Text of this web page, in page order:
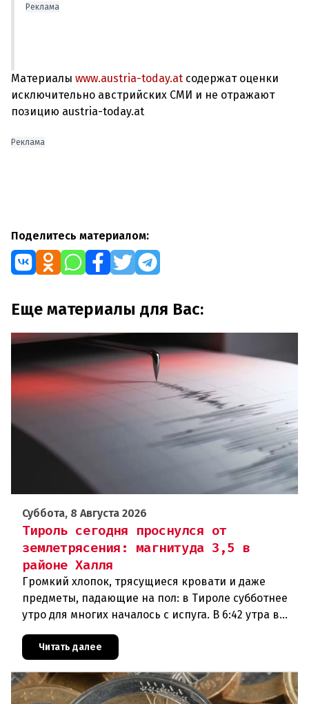
Реклама
Материалы www.austria-today.at содержат оценки
исключительно австрийских СМИ и не отражают
позицию austria-today.at
Реклама
Поделитесь материалом:
Еще материалы для Вас:
Суббота, 8 Августа 2026
Тироль сегодня проснулся от
землетрясения: магнитуда 3,5 в
районе Халля
Громкий хлопок, трясущиеся кровати и даже
предметы, падающие на пол: в Тироле субботнее
утро для многих началось с испуга. В 6:42 утра в
сейсмологовПо данны
Читать далее